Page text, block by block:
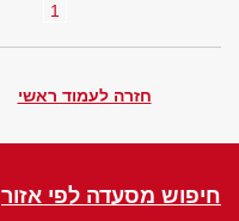
1
חזרה לעמוד ראשי
חיפוש מסעדה לפי אזור